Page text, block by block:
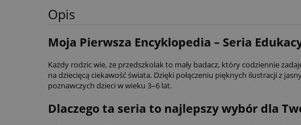
Opis
Moja Pierwsza Encyklopedia – Seria
Każdy rodzic wie, że przedszkolak to mały badacz, który codziennie
na dziecięcą ciekawość świata. Dzięki połączeniu pięknych ilustracji z
poznawczych dzieci w wieku 3–6 lat.
Dlaczego ta seria to najlepszy wybór dla